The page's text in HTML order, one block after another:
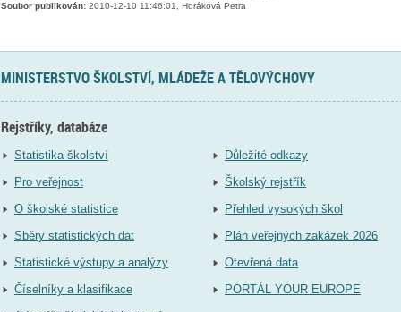
Soubor publikován:2010-12-10 11:46:01, Horáková Petra
MINISTERSTVO ŠKOLSTVÍ, MLÁDEŽE A TĚLOVÝCHOVY
Rejstříky, databáze
Statistika školství
Pro veřejnost
O školské statistice
Sběry statistických dat
Statistické výstupy a analýzy
Číselníky a klasifikace
Důležité odkazy
Školský rejstřík
Přehled vysokých škol
Plán veřejných zakázek 2026
Otevřená data
PORTÁL YOUR EUROPE